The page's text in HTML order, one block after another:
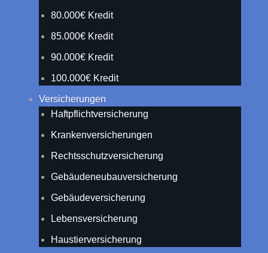
80.000€ Kredit
85.000€ Kredit
90.000€ Kredit
100.000€ Kredit
Versicherungen
Haftpflichtversicherung
Krankenversicherungen
Rechtsschutzversicherung
Gebäudeneubauversicherung
Gebäudeversicherung
Lebensversicherung
Haustierversicherung